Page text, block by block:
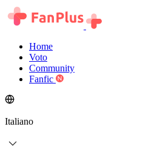
Home
Voto
Community
Fanfic
Italiano